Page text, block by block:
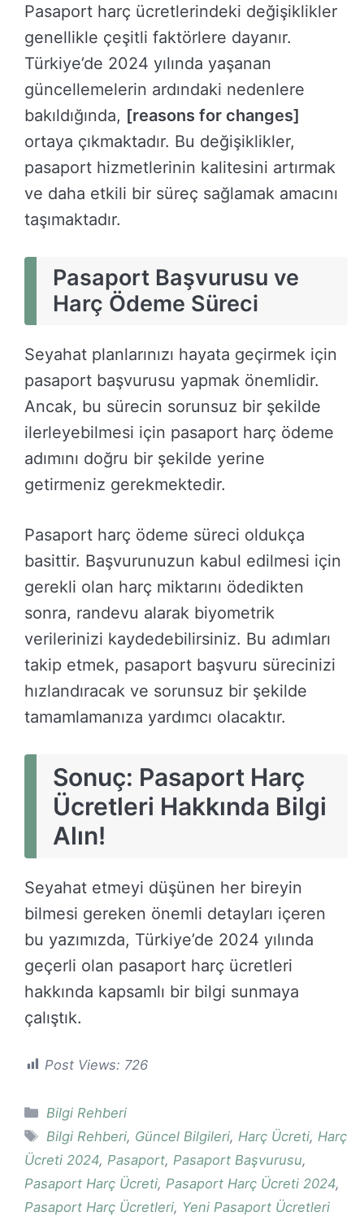
Pasaport harç ücretlerindeki değişiklikler
genellikle çeşitli faktörlere dayanır.
Türkiye’de 2024 yılında yaşanan
güncellemelerin ardındaki nedenlere
bakıldığında, [reasons for changes]
ortaya çıkmaktadır. Bu değişiklikler,
pasaport hizmetlerinin kalitesini artırmak
ve daha etkili bir süreç sağlamak amacını
taşımaktadır.
Pasaport Başvurusu ve
Harç Ödeme Süreci
Seyahat planlarınızı hayata geçirmek için
pasaport başvurusu yapmak önemlidir.
Ancak, bu sürecin sorunsuz bir şekilde
ilerleyebilmesi için pasaport harç ödeme
adımını doğru bir şekilde yerine
getirmeniz gerekmektedir.
Pasaport harç ödeme süreci oldukça
basittir. Başvurunuzun kabul edilmesi için
gerekli olan harç miktarını ödedikten
sonra, randevu alarak biyometrik
verilerinizi kaydedebilirsiniz. Bu adımları
takip etmek, pasaport başvuru sürecinizi
hızlandıracak ve sorunsuz bir şekilde
tamamlamanıza yardımcı olacaktır.
Sonuç: Pasaport Harç
Ücretleri Hakkında Bilgi
Alın!
Seyahat etmeyi düşünen her bireyin
bilmesi gereken önemli detayları içeren
bu yazımızda, Türkiye’de 2024 yılında
geçerli olan pasaport harç ücretleri
hakkında kapsamlı bir bilgi sunmaya
çalıştık.
Post Views: 726
Kategoriler
Bilgi Rehberi
Etiketler
Bilgi Rehberi, Güncel Bilgileri, Harç Ücreti, Harç
Ücreti 2024, Pasaport, Pasaport Başvurusu,
Pasaport Harç Ücreti, Pasaport Harç Ücreti 2024,
Pasaport Harç Ücretleri, Yeni Pasaport Ücretleri